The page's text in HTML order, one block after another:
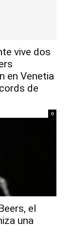
vive dos
en Venetia
de
0
el
una